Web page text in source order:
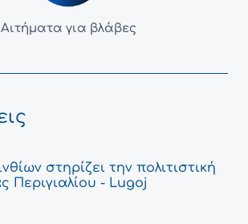
Αιτήματα για βλάβες
στηρίζει την πολιτιστική
Περιγιαλίου - Lugoj